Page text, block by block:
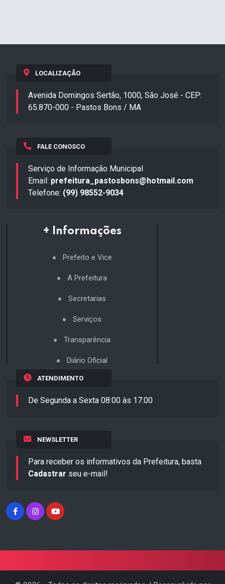
LOCALIZAÇÃO
Avenida Domingos Sertão, 1000, São José - CEP:
65.870-000 - Pastos Bons / MA
FALE CONOSCO
Serviço de Informação Municipal
Email: prefeitura_pastosbons@hotmail.com
Telefone: (99) 98552-9034
+ Informações
Prefeito e Vice
A Prefeitura
Secretarias
Serviços
Transparência
Diário Oficial
ATENDIMENTO
De Segunda a Sexta 08:00 às 17:00
NEWSLETTER
Para receber os informativos da Prefeitura, basta
Cadastrar seu e-mail!